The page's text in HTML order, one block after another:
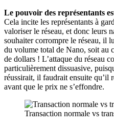
Le pouvoir des représentants
Cela incite les représentants à
valoriser le réseau, et donc leurs
souhaiter corrompre le réseau, il
du volume total de Nano, soit au
de dollars ! L’attaque du réseau
particulièrement dissuasive,
réussirait, il faudrait ensuite qu’il
avant que le prix ne s’effondre.
Transaction normale vs